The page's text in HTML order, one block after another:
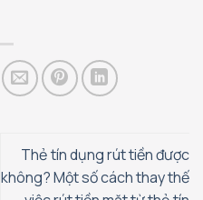
Thẻ tín dụng rút tiền được
không? Một số cách thay thế